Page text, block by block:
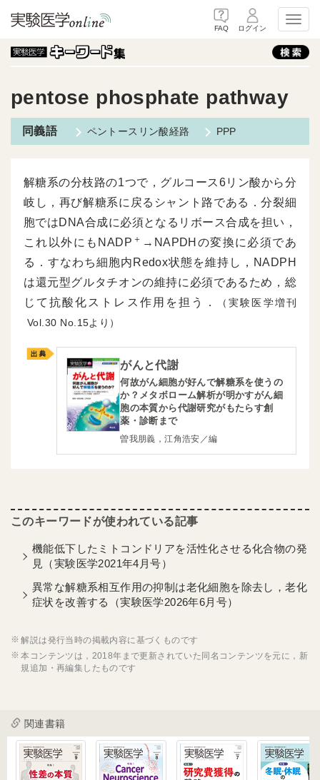
FAQ ログイン
pentose phosphate pathway
ペントースリン酸経路 PPP
解糖系の分枝路の1つで，グルコース6リン酸から分
岐し，再び解糖系に戻るシャント路である．分裂細
胞ではDNA合成に必須となるリボース合成を担い，
これ以外にもNADP ＋ →NAPDHの変換に必須であ
る．すなわち細胞内Redox状態を維持し，NADPH
は還元型グルタチオンの維持に必須であるため，総
じて抗酸化ストレス作用を担う．
（実験医学増刊
30
15より）
がんと代謝
何故がん細胞が好んで解糖系を使うの
か？メタボローム解析が明かすがん細
胞の本質から代謝研究がもたらす創
薬・診断まで
曽我朋義，江角浩安／編
機能低下したミトコンドリアを活性化させる化合物の発
見（実験医学2021年4月号）
異常な解糖系相互作用の抑制は老化細胞を除去し，老化
症状を改善する（実験医学2026年6月号）
解説は発行当時の掲載内容に基づくものです
本コンテンツは，2018年まで更新されていた同名コンテンツを元に，新
規追加・再編集したものです
関連書籍